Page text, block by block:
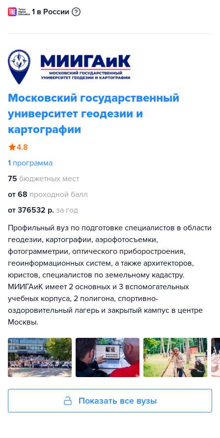
1 в России
Московский государственный
университет геодезии и
картографии
4.8
1 программа
75 бюджетных мест
от 68 проходной балл
от 376532 р. за год
Профильный вуз по подготовке специалистов в области
геодезии, картографии, аэрофотосъемки,
фотограмметрии, оптического приборостроения,
геоинформационных систем, а также архитекторов,
юристов, специалистов по земельному кадастру.
МИИГАиК имеет 2 основных и 3 вспомогательных
учебных корпуса, 2 полигона, спортивно-
оздоровительный лагерь и закрытый кампус в центре
Москвы.
Показать все вузы